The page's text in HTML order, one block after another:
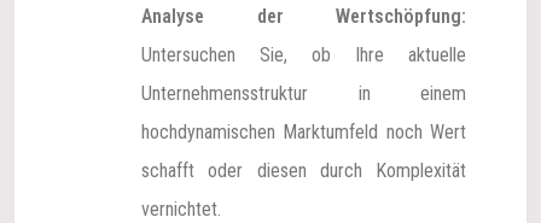
Analyse der Wertschöpfung:
Untersuchen Sie, ob Ihre aktuelle
Unternehmensstruktur in einem
hochdynamischen Marktumfeld noch Wert
schafft oder diesen durch Komplexität
vernichtet.